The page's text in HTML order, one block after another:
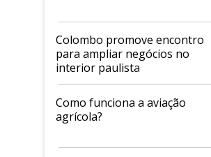
Colombo promove encontro
para ampliar negócios no
interior paulista
Como funciona a aviação
agrícola?